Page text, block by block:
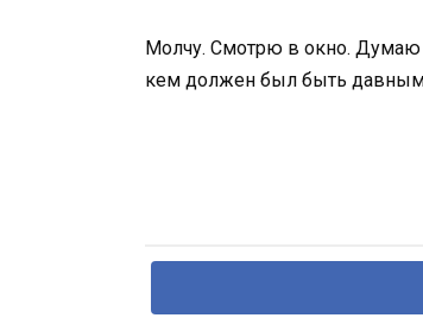
Молчу. Смотрю в окно. Думаю
кем должен был быть